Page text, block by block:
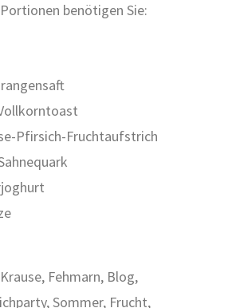
benö­ti­gen Sie:
Pfir­sich-Frucht­auf­strich